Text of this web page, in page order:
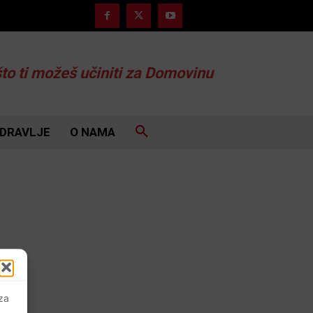
ti možeš učiniti za Domovinu
O NAMA